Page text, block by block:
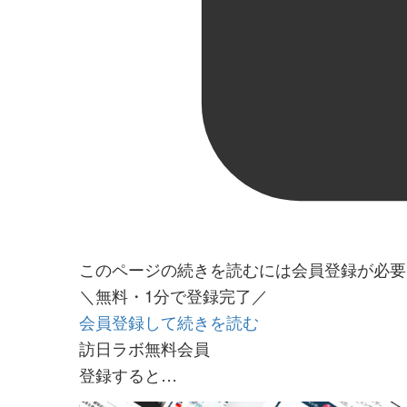
このページの続きを読むには会員登録が必
＼無料・1分で登録完了／
会員登録して続きを読む
訪日ラボ無料会員
登録すると…